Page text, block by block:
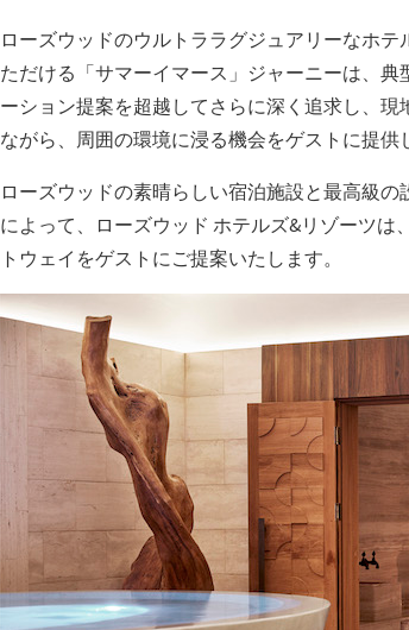
ローズウッドのウルトララグジュアリーなホ
ただける「サマーイマース」ジャーニーは、
ーション提案を超越してさらに深く追求し、
ながら、周囲の環境に浸る機会をゲストに提供
ローズウッドの素晴らしい宿泊施設と最高級
によって、ローズウッド ホテルズ&リゾーツ
トウェイをゲストにご提案いたします。